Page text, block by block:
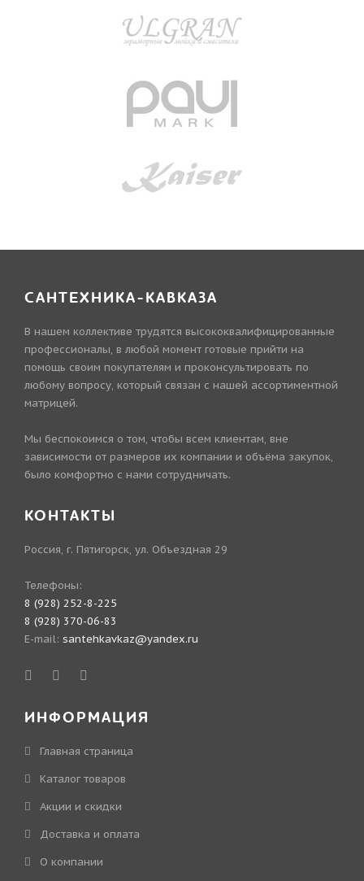
САНТЕХНИКА-КАВКАЗА
В нашем коллективе трудятся высококвалифицированные
профессионалы, в любой момент готовые прийти на
помощь своим покупателям и проконсультировать по
любому вопросу, который связан с нашей ассортиментной
матрицей.
Мы беспокоимся о том, чтобы всем клиентам, вне
зависимости от размеров их компании и объёма закупок,
было комфортно с нами сотрудничать.
КОНТАКТЫ
Россия, г. Пятигорск, ул. Объездная 29
Телефоны:
8 (928) 252-8-225
8 (928) 370-06-83
E-mail: santehkavkaz@yandex.ru
ИНФОРМАЦИЯ
Главная страница
Каталог товаров
Акции и скидки
Доставка и оплата
О компании